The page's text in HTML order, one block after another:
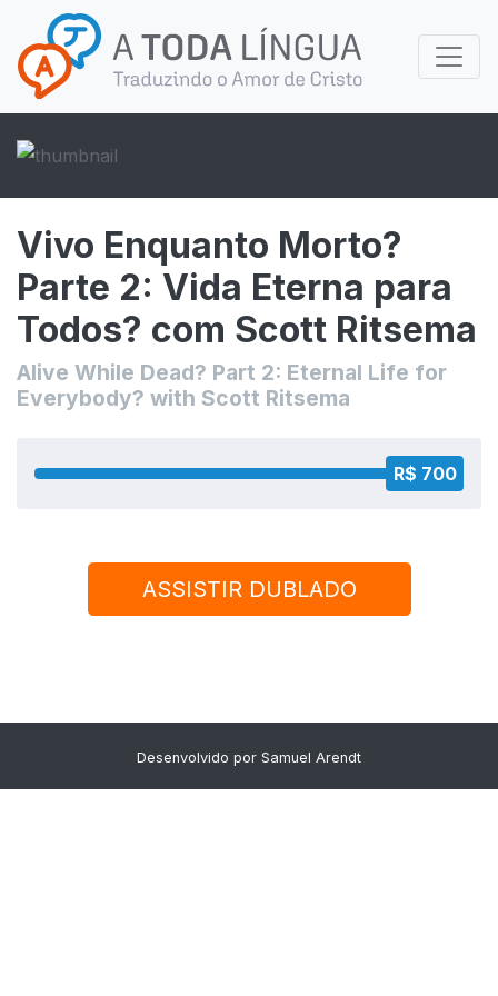
Vivo Enquanto Morto?
Parte 2: Vida Eterna para
Todos? com Scott Ritsema
Alive While Dead? Part 2: Eternal Life for
Everybody? with Scott Ritsema
R$ 700
R$ 700
ASSISTIR DUBLADO
Desenvolvido por Samuel Arendt